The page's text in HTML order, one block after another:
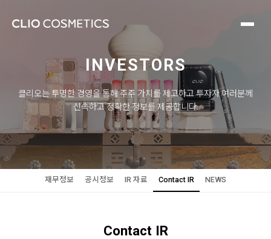
INVESTORS
클리오는 투명한 경영을 통해 주주 가치를 제고하고 투자자 여러분께
신속하고 정확한 정보를 제공합니다.
재무정보 공시정보 IR 자료 Contact IR NEWS
Contact IR